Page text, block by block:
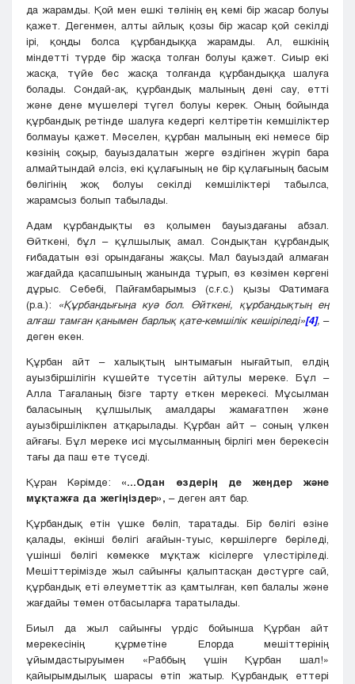
да жарамды. Қой мен ешкі төлінің ең кемі бір жасар болуы
қажет. Дегенмен, алты айлық қозы бір жасар қой секілді
ірі, қоңды болса құрбандыққа жарамды. Ал, ешкінің
міндетті түрде бір жасқа толған болуы қажет. Сиыр екі
жасқа, түйе бес жасқа толғанда құрбандыққа шалуға
болады. Сондай-ақ, құрбандық малының дені сау, етті
және дене мүшелері түгел болуы керек. Оның бойында
құрбандық ретінде шалуға кедергі келтіретін кемшіліктер
болмауы қажет. Мәселен, құрбан малының екі немесе бір
көзінің соқыр, бауыздалатын жерге өздігінен жүріп бара
алмайтындай әлсіз, екі құлағының не бір құлағының басым
бөлігінің жоқ болуы секілді кемшіліктері табылса,
жарамсыз болып табылады.
Адам құрбандықты өз қолымен бауыздағаны абзал.
Өйткені, бұл – құлшылық амал. Сондықтан құрбандық
ғибадатын өзі орындағаны жақсы. Мал бауыздай алмаған
жағдайда қасапшының жанында тұрып, өз көзімен көргені
дұрыс. Себебі, Пайғамбарымыз (с.ғ.с.) қызы Фатимаға
(р.а.):
«Құрбандығыңа куә бол. Өйткені, құрбандықтың ең
алғаш тамған қанымен барлық қате-кемшілік кешіріледі»[4], –
деген екен.
Құрбан айт – халықтың ынтымағын нығайтып, елдің
ауызбіршілігін күшейте түсетін айтулы мереке. Бұл –
Алла Тағаланың бізге тарту еткен мерекесі. Мұсылман
баласының құлшылық амалдары жамағатпен және
ауызбіршілікпен атқарылады. Құрбан айт – соның үлкен
айғағы. Бұл мереке исі мұсылманның бірлігі мен берекесін
тағы да паш ете түседі.
Құран Кəрімде: «...Одан өздерің де жеңдер жəне
мұқтажға да жегіңіздер», – деген аят бар.
Құрбандық етін үшке бөліп, таратады. Бір бөлігі өзіне
қалады, екінші бөлігі ағайын-туыс, көршілерге беріледі,
үшінші бөлігі көмекке мұқтаж кісілерге үлестіріледі.
Мешіттерімізде жыл сайынғы қалыптасқан дәстүрге сай,
құрбандық еті əлеуметтік аз қамтылған, көп балалы жəне
жағдайы төмен отбасыларға таратылады.
Биыл да жыл сайынғы үрдіс бойынша Құрбан айт
мерекесінің құрметіне Елорда мешіттерінің
ұйымдастыруымен «Раббың үшін Құрбан шал!»
қайырымдылық шарасы өтіп жатыр. Құрбандық еттері